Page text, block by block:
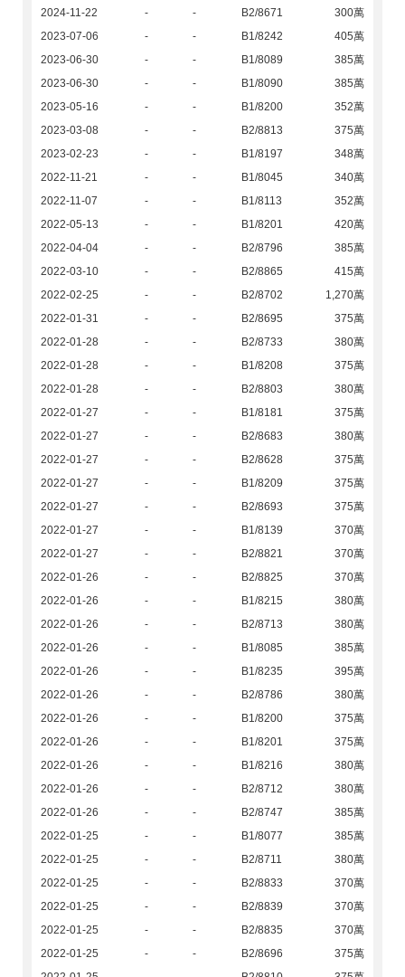
2024-11-22 - - B2/8671
300萬
2023-07-06
- - B1/8242
405萬
2023-06-30
- - B1/8089
385萬
2023-06-30
- - B1/8090
385萬
2023-05-16
- - B1/8200
352萬
2023-03-08
- - B2/8813
375萬
2023-02-23
- - B1/8197
348萬
2022-11-21
- - B1/8045
340萬
2022-11-07
- - B1/8113
352萬
2022-05-13
- - B1/8201
420萬
2022-04-04
- - B2/8796
385萬
2022-03-10
- - B2/8865
415萬
2022-02-25
- - B2/8702
1,270萬
2022-01-31
- - B2/8695
375萬
2022-01-28
- - B2/8733
380萬
2022-01-28
- - B1/8208
375萬
2022-01-28
- - B2/8803
380萬
2022-01-27
- - B1/8181
375萬
2022-01-27
- - B2/8683
380萬
2022-01-27
- - B2/8628
375萬
2022-01-27
- - B1/8209
375萬
2022-01-27
- - B2/8693
375萬
2022-01-27
- - B1/8139
370萬
2022-01-27
- - B2/8821
370萬
2022-01-26
- - B2/8825
370萬
2022-01-26
- - B1/8215
380萬
2022-01-26
- - B2/8713
380萬
2022-01-26
- - B1/8085
385萬
2022-01-26
- - B1/8235
395萬
2022-01-26
- - B2/8786
380萬
2022-01-26
- - B1/8200
375萬
2022-01-26
- - B1/8201
375萬
2022-01-26
- - B1/8216
380萬
2022-01-26
- - B2/8712
380萬
2022-01-26
- - B2/8747
385萬
2022-01-25
- - B1/8077
385萬
2022-01-25
- - B2/8711
380萬
2022-01-25
- - B2/8833
370萬
2022-01-25
- - B2/8839
370萬
2022-01-25
- - B2/8835
370萬
2022-01-25
- - B2/8696
375萬